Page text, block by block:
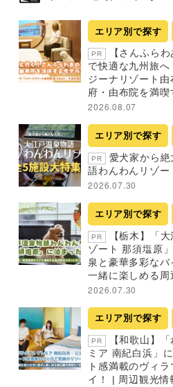
エリア別で探す
PR
【さんふら
で快適な九州旅
ジーナリゾート
府・由布院を満喫
2026.08.07
エリア別で探す
PR
愛犬家から
語わんわんリゾー
2026.07.30
エリア別で探す
PR
【栃木】「
ゾート 那須塩原
泉と豪華多彩な
一緒に楽しめる
2026.07.30
エリア別で探す
PR
【和歌山】
ミア 南紀白浜」
ト感満載のヴィ
イ！ | 周辺観光情